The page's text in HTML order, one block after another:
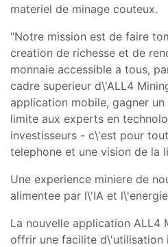
materiel de minage couteux.
"Notre mission est de faire
creation de richesse et de
monnaie accessible a tous,
cadre superieur d\'ALL4
application mobile, gagner
limite aux experts en
investisseurs - c\'est pour
telephone et une vision de la
Une experience miniere de
alimentee par l\'IA et
La nouvelle application ALL4
offrir une facilite d\'utilisation